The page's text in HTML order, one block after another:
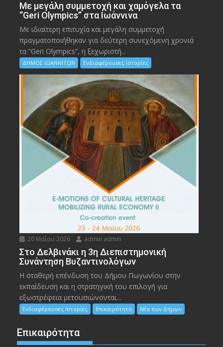
Με μεγάλη συμμετοχή και χαμόγελα τα
“Geri Olympics” στα Ιωάννινα
Με ιδιαίτερη επιτυχία και μεγάλη συμμετοχή
πραγματοποιήθηκαν για δεύτερη συνεχόμενη χρονιά
τα “Geri Olympics”, η ξεχωριστή...
ΔΗΜΟΣ ΙΩΑΝΝΙΤΩΝ Ενδιαφέρουσες Ιστορίες
20 Μαΐου 2026 admin admin
Στο Δελβινάκι η 3η Διεπιστημονική
Συνάντηση Βυζαντινολόγων
Η σταθερή επένδυση του Δήμου Πωγωνίου στην
εκπαίδευση και η στρατηγική του επιλογή για
εξωστρέφεια μετουσιώνονται...
Ενδιαφέρουσες Ιστορίες Επικαιρότητα Νέα των Δήμων
Επικαιρότητα